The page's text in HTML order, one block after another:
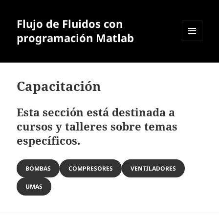
Flujo de Fluidos con
programación Matlab
WIDGETS
Capacitación
Esta sección está destinada a
cursos y talleres sobre temas
específicos.
BOMBAS COMPRESORES VENTILADORES
UMAS